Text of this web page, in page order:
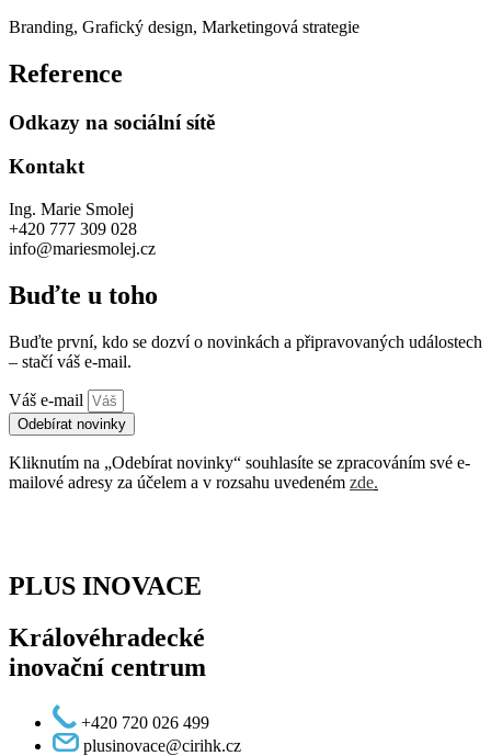
Branding, Grafický design, Marketingová strategie
Reference
Odkazy na sociální sítě
Kontakt
Ing. Marie Smolej
+420 777 309 028
info@mariesmolej.cz
Buďte u toho
Buďte první, kdo se dozví o novinkách a připravovaných událostech
– stačí váš e-mail.
Váš e-mail
Odebírat novinky
Kliknutím na „Odebírat novinky“ souhlasíte se zpracováním své e-
mailové adresy za účelem a v rozsahu uvedeném zde.
PLUS INOVACE
Královéhradecké
inovační centrum
+420 720 026 499
plusinovace@cirihk.cz